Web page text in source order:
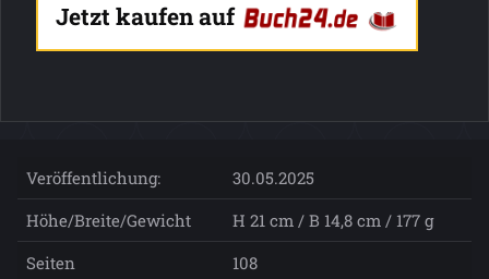
Jetzt kaufen auf
Veröffentlichung:
30.05.2025
Höhe/Breite/Gewicht
H 21 cm / B 14,8 cm / 177 g
Seiten
108